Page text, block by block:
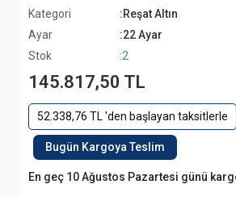
Kategori
:Reşat Altın
Ayar
:22 Ayar
Stok
:2
145.817,50 TL
52.338,76 TL 'den başlayan taksitlerle
Bugün Kargoya Teslim
En geç 10 Ağustos Pazartesi günü